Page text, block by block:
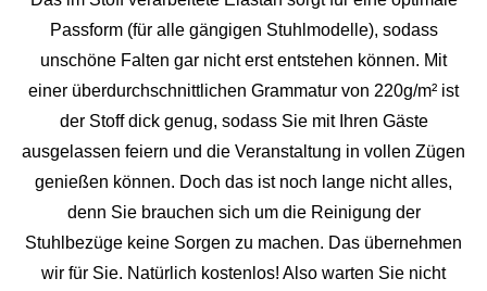
Passform (für alle gängigen Stuhlmodelle), sodass
unschöne Falten gar nicht erst entstehen können. Mit
einer überdurchschnittlichen Grammatur von 220g/m² ist
der Stoff dick genug, sodass Sie mit Ihren Gäste
ausgelassen feiern und die Veranstaltung in vollen Zügen
genießen können. Doch das ist noch lange nicht alles,
denn Sie brauchen sich um die Reinigung der
Stuhlbezüge keine Sorgen zu machen. Das übernehmen
wir für Sie. Natürlich kostenlos! Also warten Sie nicht